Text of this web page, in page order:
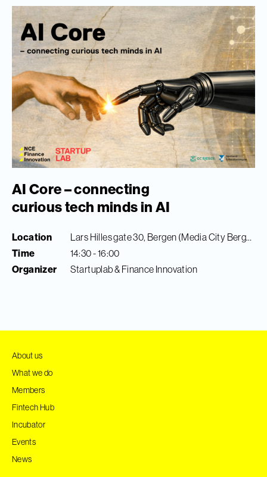
AI Core – connecting
curious tech minds in AI
Location
Time
Organizer
Lars Hilles gate 30, Bergen (Media City Bergen)
14:30 - 16:00
Startuplab & Finance Innovation
About us
What we do
Members
Fintech Hub
Incubator
Events
News